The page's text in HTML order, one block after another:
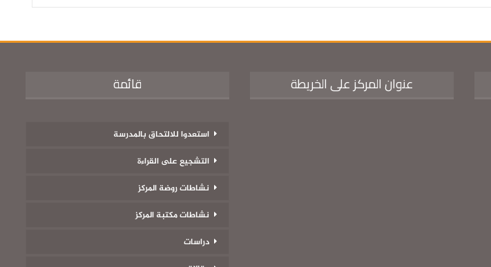
عنوان المركز على الخريطة قائمة
استعدوا للالتحاق بالمدرسة
التشجيع على القراءة
نشاطات روضة المركز
نشاطات مكتبة المركز
دراسات